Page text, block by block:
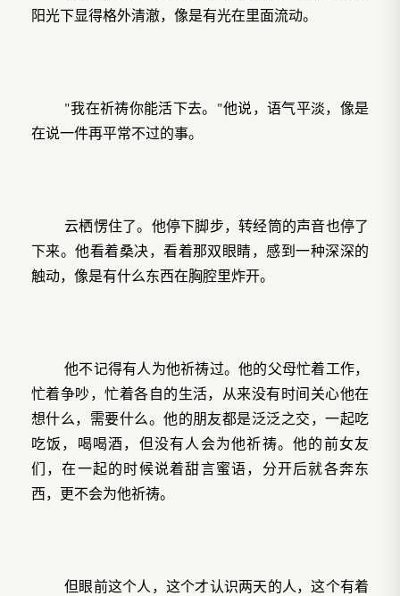
阳光下显得格外清澈，像是有光在里面流动。
"我在祈祷你能活下去。"他说，语气平淡，像是
在说一件再平常不过的事。
云栖愣住了。他停下脚步，转经筒的声音也停了
下来。他看着桑决，看着那双眼睛，感到一种深深的
触动，像是有什么东西在胸腔里炸开。
他不记得有人为他祈祷过。他的父母忙着工作，
忙着争吵，忙着各自的生活，从来没有时间关心他在
想什么，需要什么。他的朋友都是泛泛之交，一起吃
吃饭，喝喝酒，但没有人会为他祈祷。他的前女友
们，在一起的时候说着甜言蜜语，分开后就各奔东
西，更不会为他祈祷。
但眼前这个人，这个才认识两天的人，这个有着